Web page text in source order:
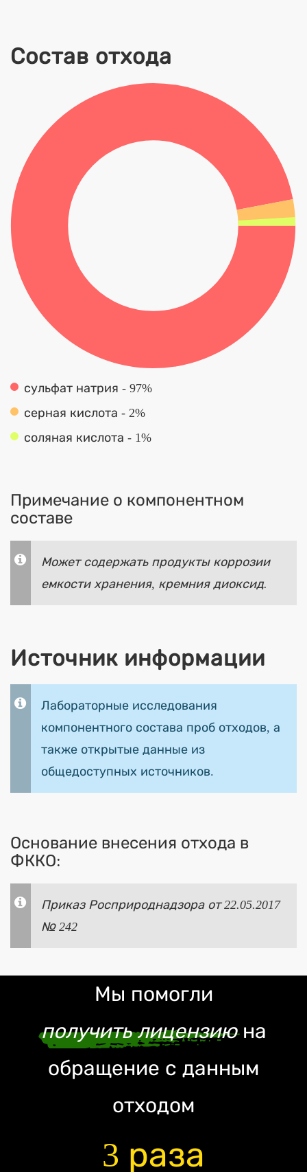
Состав отхода
сульфат натрия - 97%
серная кислота - 2%
соляная кислота - 1%
Примечание о компонентном
составе
Может содержать продукты коррозии
емкости хранения, кремния диоксид.
Источник информации
Лабораторные исследования
компонентного состава проб отходов, а
также открытые данные из
общедоступных источников.
Основание внесения отхода в
ФККО:
Приказ Росприроднадзора от 22.05.2017
№ 242
Мы помогли
получить лицензиюна
обращение с данным
отходом
3 раза